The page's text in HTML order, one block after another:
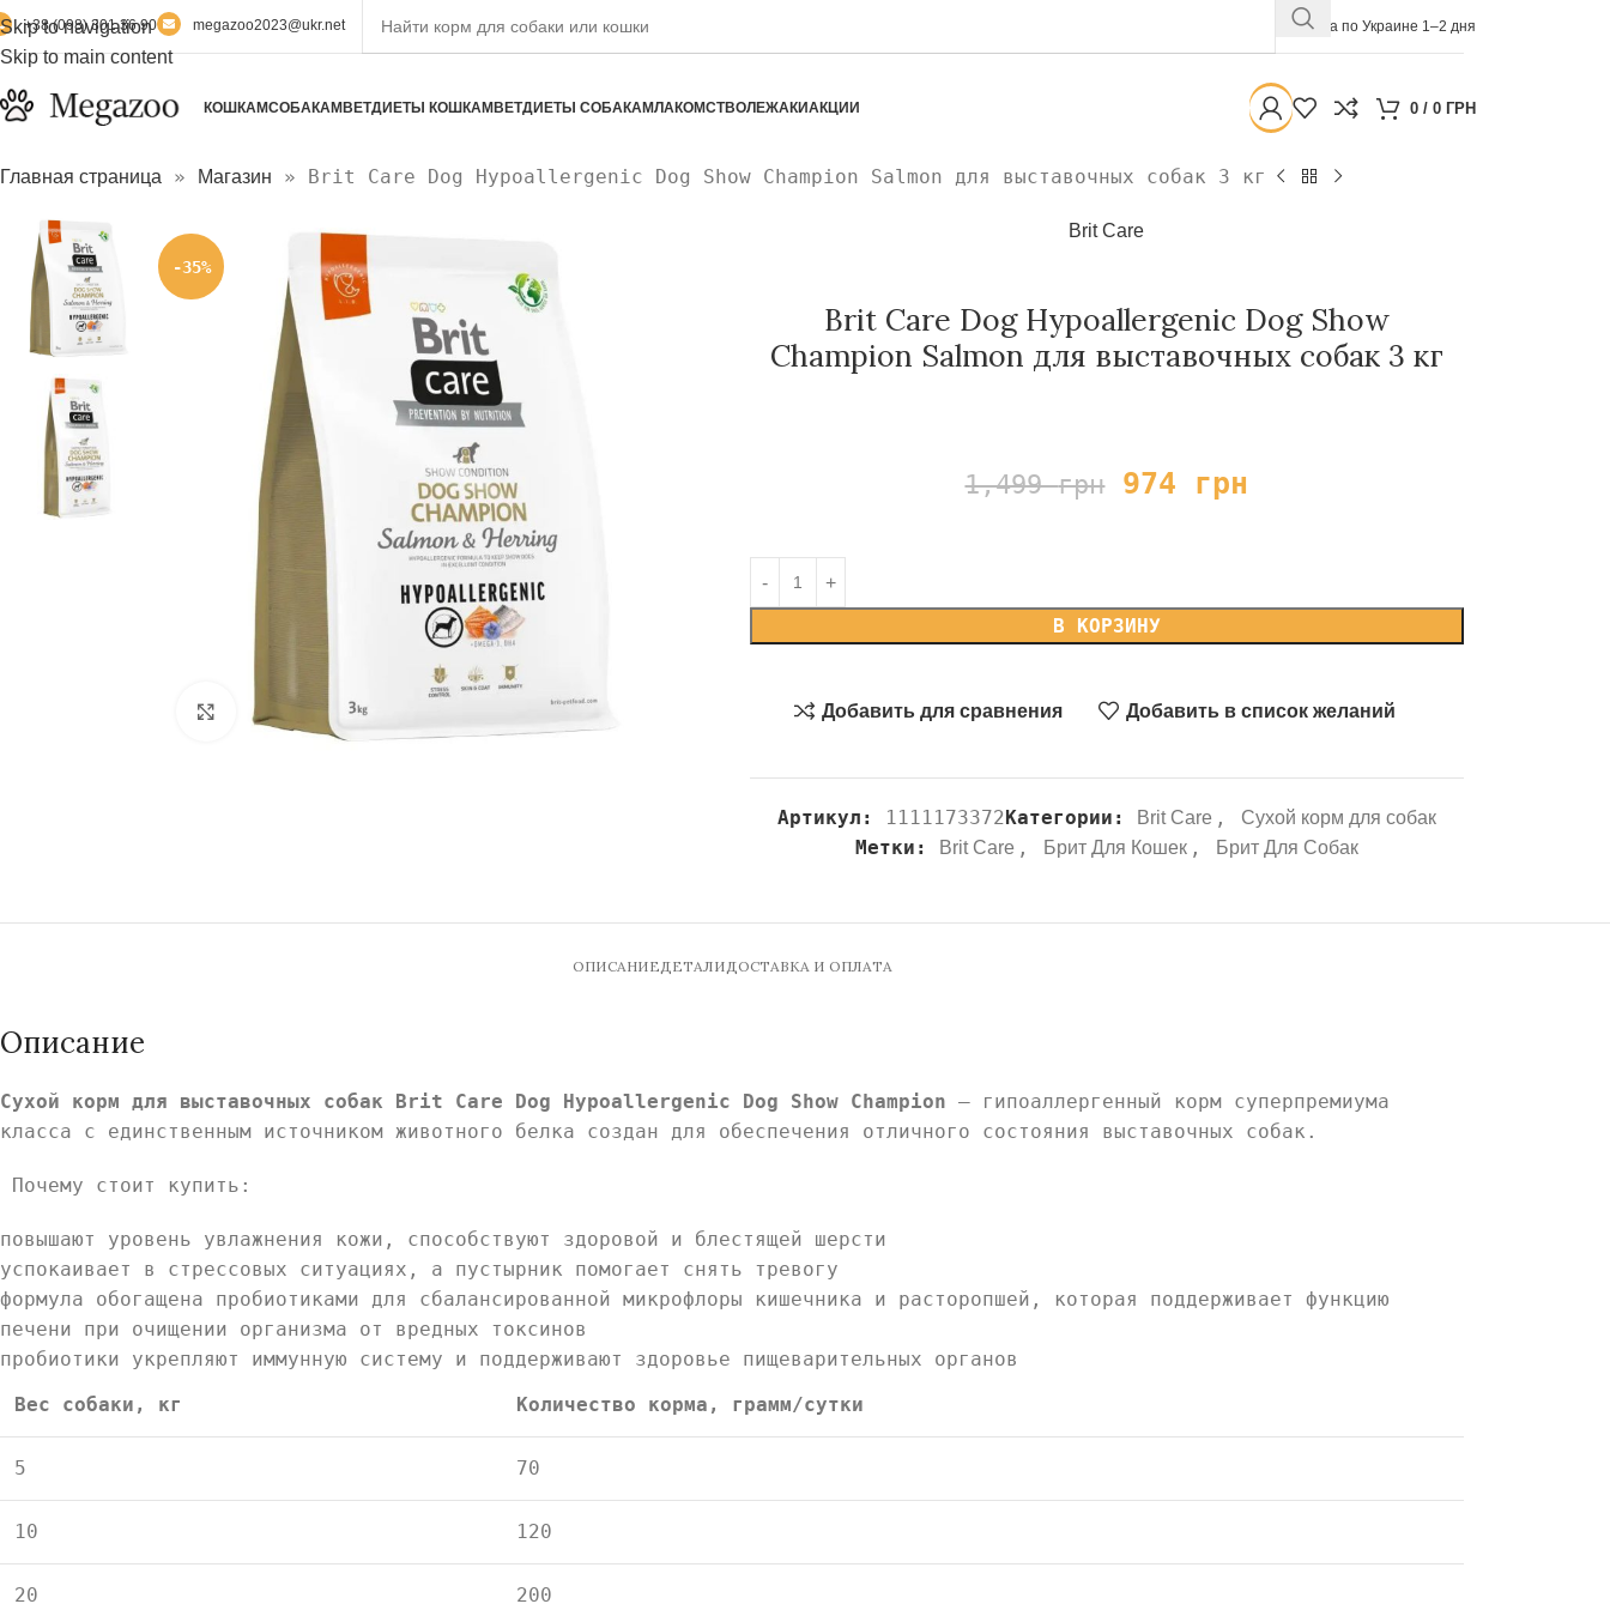
Skip to navigation
Skip to main content
+38 (098) 301 36 90 megazoo2023@ukr.net Доставка по Украине 1–2 дня
КОШКАМСОБАКАМ ВЕТДИЕТЫ КОШКАМ ВЕТДИЕТЫ СОБАКАМЛАКОМСТВОЛЕЖАКИАКЦИИ 0 / 0 ГРН
Главная страница » Магазин » Brit Care Dog Hypoallergenic Dog Show Champion Salmon для выставочных собак 3 кг
-35%
Нажмите, чтобы увеличить
Brit Care
Brit Care Dog Hypoallergenic Dog Show
Champion Salmon для выставочных собак 3 кг
1,499грн 974 грн
В КОРЗИНУ
Добавить для сравнения Добавить в список желаний
Артикул: 1111173372Категории: Brit Care , Сухой корм для собак
Метки: Brit Care , Брит Для Кошек , Брит Для Собак
ОПИСАНИЕДЕТАЛИДОСТАВКА И ОПЛАТА
Описание
Сухой корм для выставочных собак Brit Care Dog Hypoallergenic Dog Show Champion – гипоаллергенный корм суперпремиума
класса с единственным источником животного белка создан для обеспечения отличного состояния выставочных собак.
Почему стоит купить:
повышают уровень увлажнения кожи, способствуют здоровой и блестящей шерсти
успокаивает в стрессовых ситуациях, а пустырник помогает снять тревогу
формула обогащена пробиотиками для сбалансированной микрофлоры кишечника и расторопшей, которая поддерживает функцию
печени при очищении организма от вредных токсинов
пробиотики укрепляют иммунную систему и поддерживают здоровье пищеварительных органов
Вес собаки, кг
Количество корма, грамм/сутки
5 70
10 120
20 200